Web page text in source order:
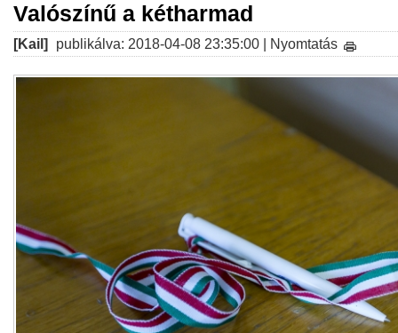
Valószínű a kétharmad
[Kail] publikálva: 2018-04-08 23:35:00 | Nyomtatás